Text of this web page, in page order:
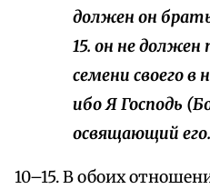
должен он
15. он не
семени своего в
ибо Я Господь
освящающий его.
10–15. В обоих